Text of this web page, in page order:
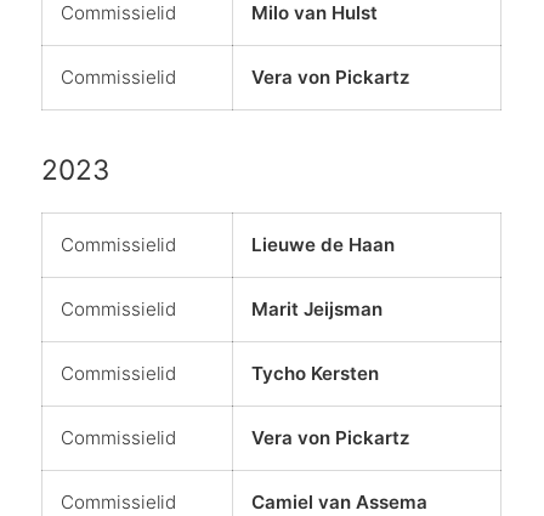
Commissielid Milo van Hulst
Commissielid Vera von Pickartz
2023
Commissielid Lieuwe de Haan
Commissielid Marit Jeijsman
Commissielid Tycho Kersten
Commissielid Vera von Pickartz
Commissielid Camiel van Assema